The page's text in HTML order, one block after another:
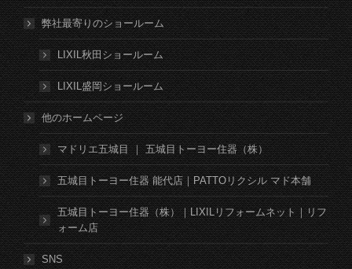
弊社最寄りのショールーム
LIXIL秋田ショールーム
LIXIL盛岡ショールーム
他のホームページ
マドリエ五城目 ｜ 五城目トーヨー住器（株）
五城目トーヨー住器 能代店｜PATTOリクシル マド本舗
五城目トーヨー住器（株）｜LIXILリフォームネット｜リフ
ォーム店
SNS